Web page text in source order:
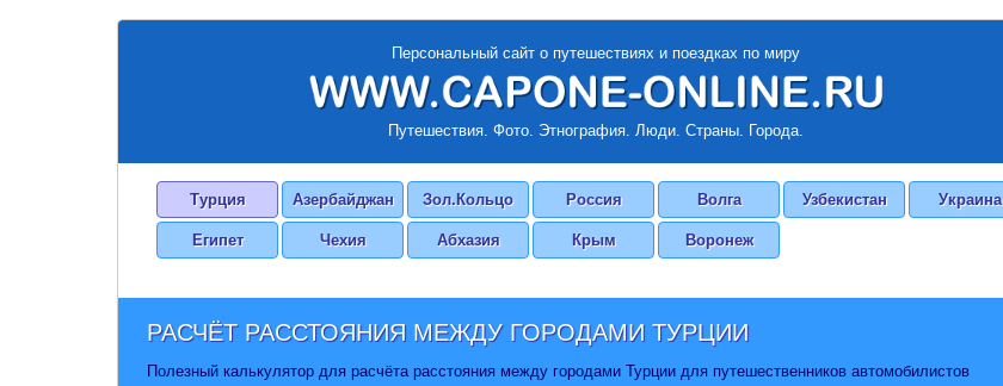
Персональный сайт о путешествиях и поездках по миру
Путешествия. Фото. Этнография. Люди. Страны. Города.
Турция Азербайджан Зол.Кольцо Россия Волга Узбекистан Украина
Египет Чехия Абхазия Крым Воронеж
РАСЧЁТ РАССТОЯНИЯ МЕЖДУ ГОРОДАМИ ТУРЦИИ
Полезный калькулятор для расчёта расстояния между городами Турции для путешественников автомобилистов